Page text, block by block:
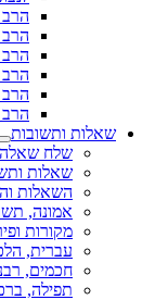
הרב
הרב
הרב
הרב
שאלות ותשובות
שלח
שאלות
השאלות
אמונה,
מקורות
עברית,
חכמים,
תפילה,